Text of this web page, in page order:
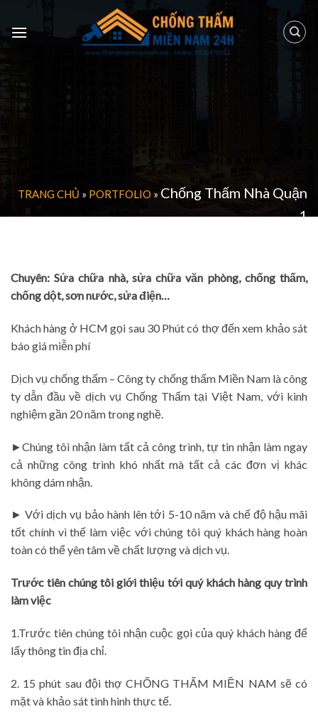
TRANG CHỦ » PORTFOLIO » Chống Thấm Nhà Quận
1
Chuyên: Sửa chữa nhà, sửa chữa văn phòng, chống thấm,
chống dột, sơn nước, sửa điện…
Khách hàng ở HCM gọi sau 30 Phút có thợ đến xem khảo sát
báo giá miễn phí
Dịch vụ chống thấm – Công ty chống thấm Miền Nam là công
ty dẫn đầu về dịch vụ Chống Thấm tại Việt Nam, với kinh
nghiệm gần 20 năm trong nghề.
►Chúng tôi nhận làm tất cả công trình, tự tin nhận làm ngay
cả những công trình khó nhất mà tất cả các đơn vị khác
không dám nhận.
► Với dịch vụ bảo hành lên tới 5-10 năm và chế độ hậu mãi
tốt chính vì thế làm việc với chúng tôi quý khách hàng hoàn
toàn có thể yên tâm về chất lượng và dịch vụ.
Trước tiên chúng tôi giới thiệu tới quý khách hàng quy trình
làm việc
1.Trước tiên chúng tôi nhận cuộc gọi của quý khách hàng để
lấy thông tin địa chỉ.
2. 15 phút sau đội thợ CHỐNG THẤM MIỀN NAM sẽ có
mặt và khảo sát tình hinh thực tế.